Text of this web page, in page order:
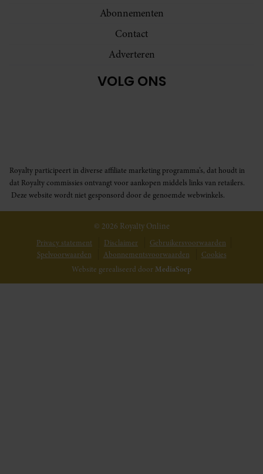
Abonnementen
Contact
Adverteren
VOLG ONS
Royalty participeert in diverse affiliate marketing programma’s, dat houdt in
dat Royalty commissies ontvangt voor aankopen middels links van retailers.
Deze website wordt niet gesponsord door de genoemde webwinkels.
© 2026 Royalty Online
Privacy statement Disclaimer
Gebruikersvoorwaarden
Spelvoorwaarden
Abonnementsvoorwaarden
Cookies
Website gerealiseerd door MediaSoep